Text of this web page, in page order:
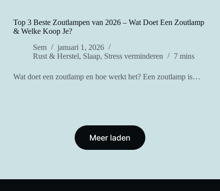
Top 3 Beste Zoutlampen van 2026 – Wat Doet Een Zoutlamp
& Welke Koop Je?
Sem
januari 1, 2026
Rust & Herstel, Slaap, Stress verminderen 7 mins
Wat doet een zoutlamp en hoe werkt het? Een zoutlamp is…
Meer laden